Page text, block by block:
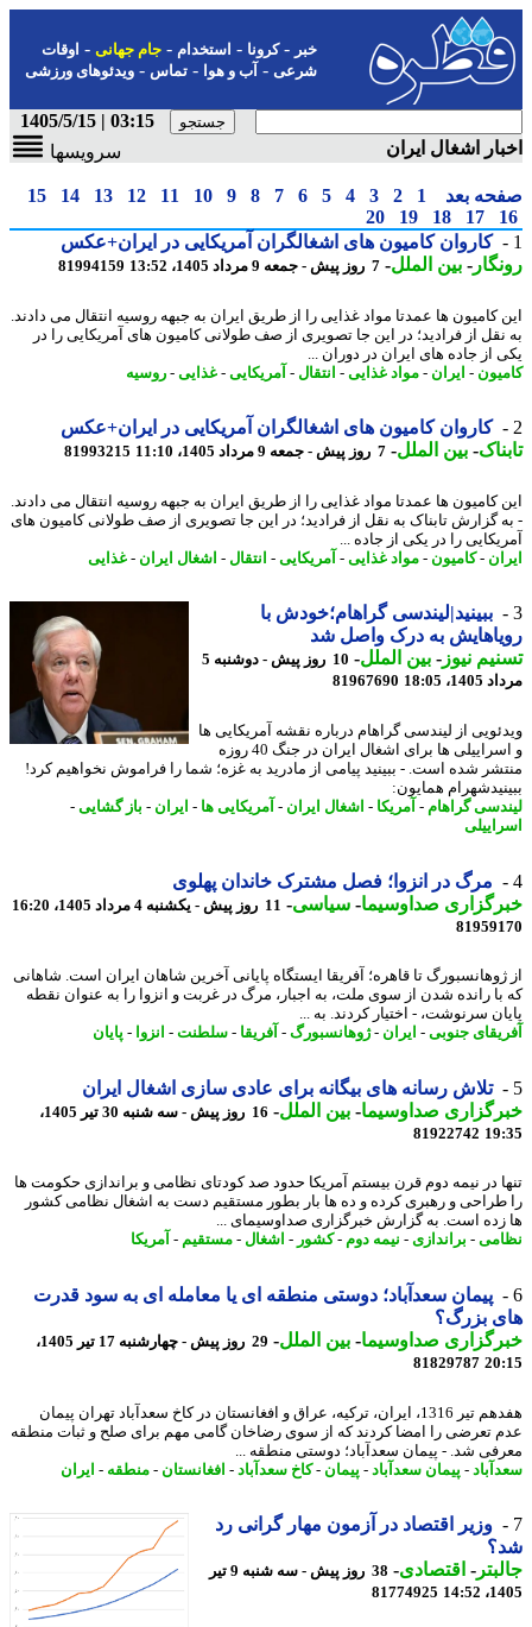
-کرونا-استخدام- جام جهانی-اوقات
شرعی-آب و هوا-تماس-ویدئوهای ورزشی
03:15 | 1405/5/15
اشغال ایران
سرویسها
بعد 1
2
3
4
5
6
7
8
9
10
11
12
13
14
15
17
18
19
20
کاروان کامیون های اشغالگران آمریکایی در ایران+عکس
-بین الملل-7 روز پیش - جمعه 9 مرداد 1405، 13:52 81994159
کامیون ها عمدتا مواد غذایی را از طریق ایران به جبهه روسیه انتقال می دادند.
از فرادید؛ در این جا تصویری از صف طولانی کامیون های آمریکایی را در
از جاده های ایران در دوران ...
-ایران - مواد غذایی- انتقال-آمریکایی-غذایی- روسیه
کاروان کامیون های اشغالگران آمریکایی در ایران+عکس
-بین الملل-7 روز پیش - جمعه 9 مرداد 1405، 11:10 81993215
کامیون ها عمدتا مواد غذایی را از طریق ایران به جبهه روسیه انتقال می دادند.
گزارش تابناک به نقل از فرادید؛ در این جا تصویری از صف طولانی کامیون های
را در یکی از جاده ...
- کامیون-مواد غذایی- آمریکایی-انتقال-اشغال ایران - غذایی
ببینید|لیندسی گراهام؛خودش با
به درک واصل شد
نیوز-بین الملل-
10 روز پیش - دوشنبه 5
18:05
81967690
از لیندسی گراهام درباره نقشه آمریکایی ها
و اسراییلی ها برای اشغال ایران در جنگ 40 روزه
شده است. - ببینید پیامی از مادرید به غزه؛ شما را فراموش نخواهیم کرد!
همایون:
گراهام -آمریکا- اشغال ایران - آمریکایی ها- ایران - باز گشایی-
مرگ در انزوا؛ فصل مشترک خاندان پهلوی
صداوسیما-سیاسی-11 روز پیش - یکشنبه 4 مرداد 1405، 16:20
تا قاهره؛ آفریقا ایستگاه پایانی آخرین شاهان ایران است. شاهانی
رانده شدن از سوی ملت، به اجبار، مرگ در غربت و انزوا را به عنوان نقطه
سرنوشت، - اختیار کردند. به ...
جنوبی-ایران - ژوهانسبورگ- آفریقا- سلطنت-انزوا - پایان
تلاش رسانه های بیگانه برای عادی سازی اشغال ایران
صداوسیما-بین الملل-
16 روز پیش - سه شنبه 30 تیر 1405،
81922742
در نیمه دوم قرن بیستم آمریکا حدود صد کودتای نظامی و براندازی حکومت ها
و رهبری کرده و ده ها بار بطور مستقیم دست به اشغال نظامی کشور
است. به گزارش خبرگزاری صداوسیمای ...
-براندازی- نیمه دوم -کشور-اشغال-مستقیم-آمریکا
پیمان سعدآباد؛ دوستی منطقه ای یا معامله ای به سود قدرت
بزرگ؟
صداوسیما-بین الملل-
29 روز پیش - چهارشنبه 17 تیر 1405،
81829787
هفدهم تیر 1316، ایران، ترکیه، عراق و افغانستان در کاخ سعدآباد تهران پیمان
تعرضی را امضا کردند که از سوی رضاخان گامی مهم برای صلح و ثبات منطقه
شد. - پیمان سعدآباد؛ دوستی منطقه ...
- پیمان سعدآباد- پیمان-کاخ سعدآباد- افغانستان-منطقه-ایران
وزیر اقتصاد در آزمون مهار گرانی رد
-اقتصادی-
38 روز پیش - سه شنبه 9 تیر
81774925